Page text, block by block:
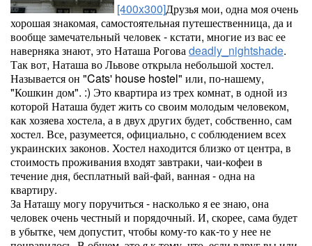
[400x300]Друзья мои, одна моя очень
хорошая знакомая, самостоятельная путешественница, да и
вообще замечательный человек - кстати, многие из вас ее
наверняка знают, это Наташа Роговаdeadly_nightshade.
Так вот, Наташа во Львове открыла небольшой хостел.
Называется он "Cats' house hostel" или, по-нашему,
"Кошкин дом". :) Это квартира из трех комнат, в одной из
которой Наташа будет жить со своим молодым человеком,
как хозяева хостела, а в двух других будет, собственно, сам
хостел. Все, разумеется, официально, с соблюдением всех
украинских законов. Хостел находится близко от центра, в
стоимость проживания входят завтраки, чаи-кофеи в
течение дня, бесплатный вай-фай, ванная - одна на
квартиру.
За Наташу могу поручиться - насколько я ее знаю, она
человек очень честный и порядочный. И, скорее, сама будет
в убытке, чем допустит, чтобы кому-то как-то у нее не